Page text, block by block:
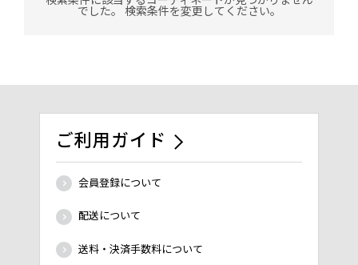
でした。 検索条件を変更してください。
ご利用ガイド
会員登録について
配送について
送料・決済手数料について